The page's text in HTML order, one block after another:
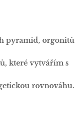
pyramid, orgonitů
které vytvářím s
rovnováhu.